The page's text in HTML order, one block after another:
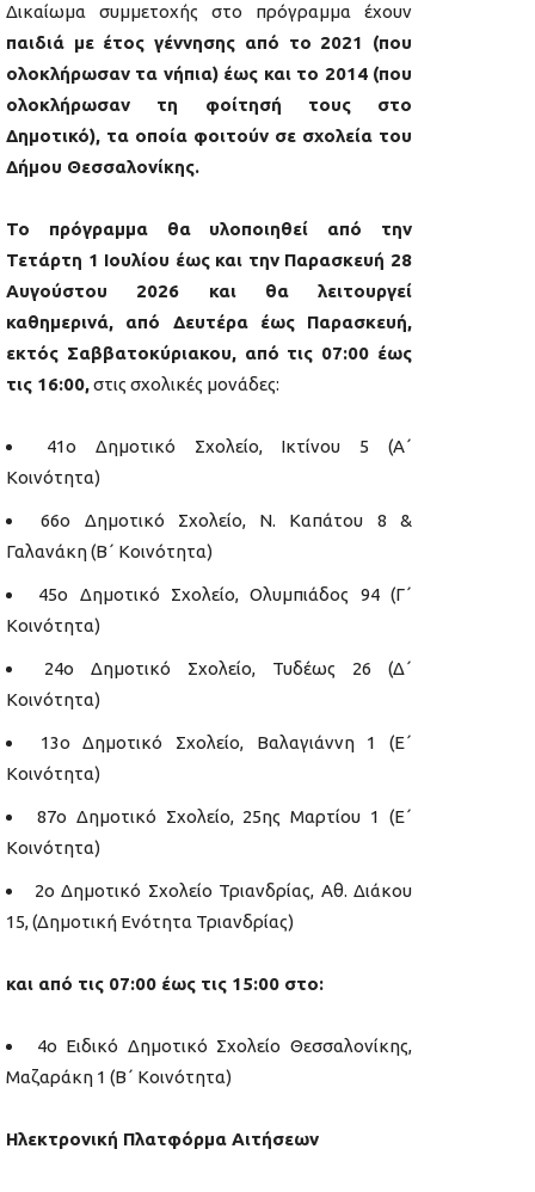
Δικαίωμα συμμετοχής στο πρόγραμμα έχουν
παιδιά με έτος γέννησης από το 2021 (που
ολοκλήρωσαν τα νήπια) έως και το 2014 (που
ολοκλήρωσαν τη φοίτησή τους στο
Δημοτικό), τα οποία φοιτούν σε σχολεία του
Δήμου Θεσσαλονίκης.
Το πρόγραμμα θα υλοποιηθεί από την
Τετάρτη 1 Ιουλίου έως και την Παρασκευή 28
Αυγούστου 2026 και θα λειτουργεί
καθημερινά, από Δευτέρα έως Παρασκευή,
εκτός Σαββατοκύριακου, από τις 07:00 έως
τις 16:00,στις σχολικές μονάδες:
41ο Δημοτικό Σχολείο, Ικτίνου 5 (Α΄
Κοινότητα)
66ο Δημοτικό Σχολείο, Ν. Καπάτου 8 &
Γαλανάκη (Β΄ Κοινότητα)
45ο Δημοτικό Σχολείο, Ολυμπιάδος 94 (Γ΄
Κοινότητα)
24ο Δημοτικό Σχολείο, Τυδέως 26 (Δ΄
Κοινότητα)
13ο Δημοτικό Σχολείο, Βαλαγιάννη 1 (Ε΄
Κοινότητα)
87ο Δημοτικό Σχολείο, 25ης Μαρτίου 1 (Ε΄
Κοινότητα)
2ο Δημοτικό Σχολείο Τριανδρίας, Αθ. Διάκου
15, (Δημοτική Ενότητα Τριανδρίας)
και από τις 07:00 έως τις 15:00 στο:
4ο Ειδικό Δημοτικό Σχολείο Θεσσαλονίκης,
Μαζαράκη 1 (Β΄ Κοινότητα)
Ηλεκτρονική Πλατφόρμα Αιτήσεων